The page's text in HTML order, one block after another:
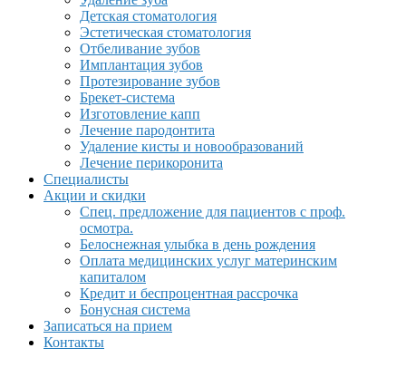
Детская стоматология
Эстетическая стоматология
Отбеливание зубов
Имплантация зубов
Протезирование зубов
Брекет-система
Изготовление капп
Лечение пародонтита
Удаление кисты и новообразований
Лечение перикоронита
Специалисты
Акции и скидки
Спец. предложение для пациентов с проф.
осмотра.
Белоснежная улыбка в день рождения
Оплата медицинских услуг материнским
капиталом
Кредит и беспроцентная рассрочка
Бонусная система
Записаться на прием
Контакты